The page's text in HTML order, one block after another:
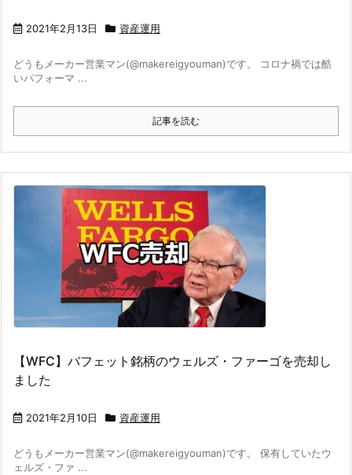
2021年2月13日 資産運用
どうもメーカー営業マン(@makereigyouman)です。 コロナ禍では酷
いパフォーマ ...
記事を読む
【WFC】バフェット銘柄のウェルズ・ファーゴを売却し
ました
2021年2月10日 資産運用
どうもメーカー営業マン(@makereigyouman)です。 保有していたウ
ェルズ・ファ ...